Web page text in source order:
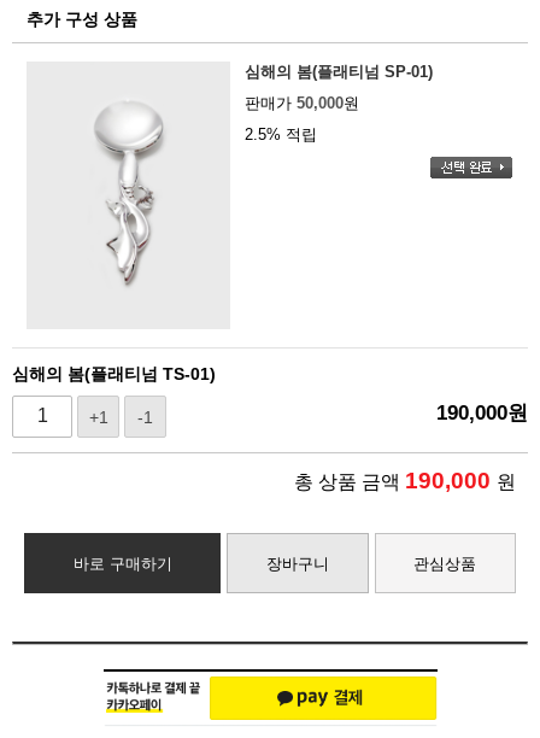
추가 구성 상품
심해의 봄(플래티넘 SP-01)
판매가 50,000원
2.5% 적립
심해의 봄(플래티넘 TS-01)
+1 -1 190,000원
총 상품 금액 190,000 원
바로 구매하기 장바구니 관심상품